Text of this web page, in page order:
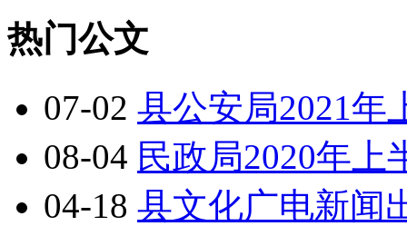
热门公文
07-02 县公安局2021年
08-04 民政局2020年上
04-18 县文化广电新闻